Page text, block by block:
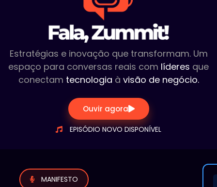
Fala,
Estratégias e inovação que transformam. Um
espaço para conversas reais com líderes que
conectam tecnologia à visão de negócio.
Ouvir agora
EPISÓDIO NOVO DISPONÍVEL
MANIFESTO